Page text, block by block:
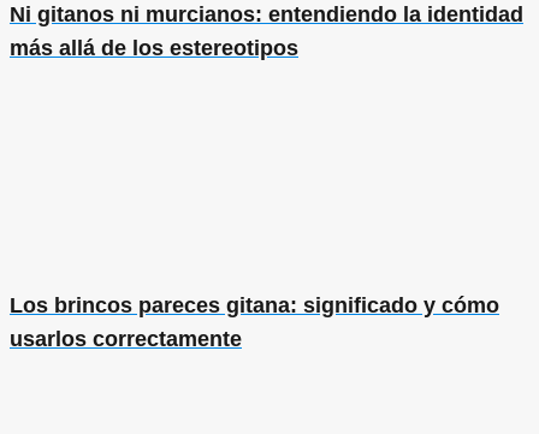
Ni gitanos ni murcianos: entendiendo la identidad
más allá de los estereotipos
Los brincos pareces gitana: significado y cómo
usarlos correctamente